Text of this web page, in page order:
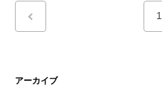
1
アーカイブ